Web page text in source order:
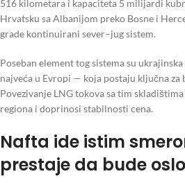
516 kilometara i kapaciteta 5 milijardi
Hrvatsku sa Albanijom preko Bosne i
grade kontinuirani sever–jug sistem.
Poseban element tog sistema su
najveća u Evropi — koja postaju ključna za
Povezivanje LNG tokova sa tim
regiona i doprinosi stabilnosti cena.
Nafta ide istim
prestaje da bude